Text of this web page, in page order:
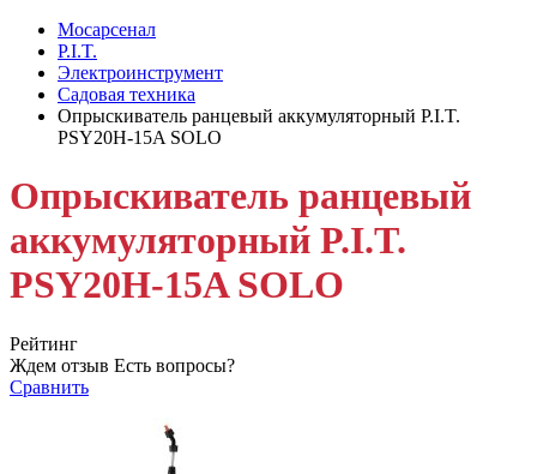
Мосарсенал
P.I.T.
Электроинструмент
Садовая техника
Опрыскиватель ранцевый аккумуляторный P.I.T.
PSY20H-15A SOLO
Опрыскиватель ранцевый
аккумуляторный P.I.T.
PSY20H-15A SOLO
Рейтинг
Ждем отзыв Есть вопросы?
Сравнить